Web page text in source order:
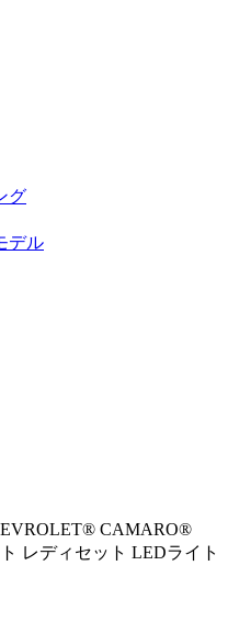
グ
デル
CAMARO®
レディセット LEDライト